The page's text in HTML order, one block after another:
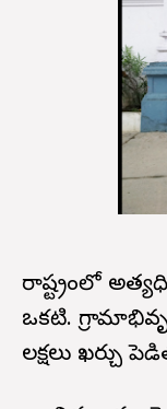
రాష్ట్రంలో
ఒకటి.
లక్షలు ఖర్చు